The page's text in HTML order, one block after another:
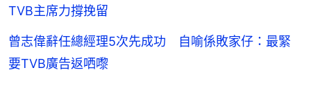
TVB主席力撐挽留
曾志偉辭任總經理5次先成功 自喻係敗家仔：最緊
要TVB廣告返哂嚟